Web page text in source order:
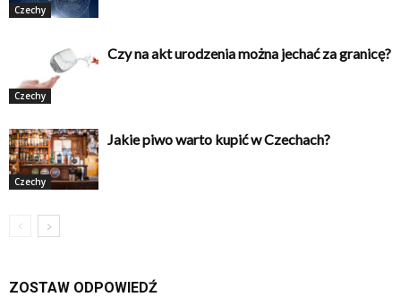
Czechy
Czechy
Czy na akt urodzenia można jechać za granicę?
Czechy
Jakie piwo warto kupić w Czechach?
ZOSTAW ODPOWIEDŹ